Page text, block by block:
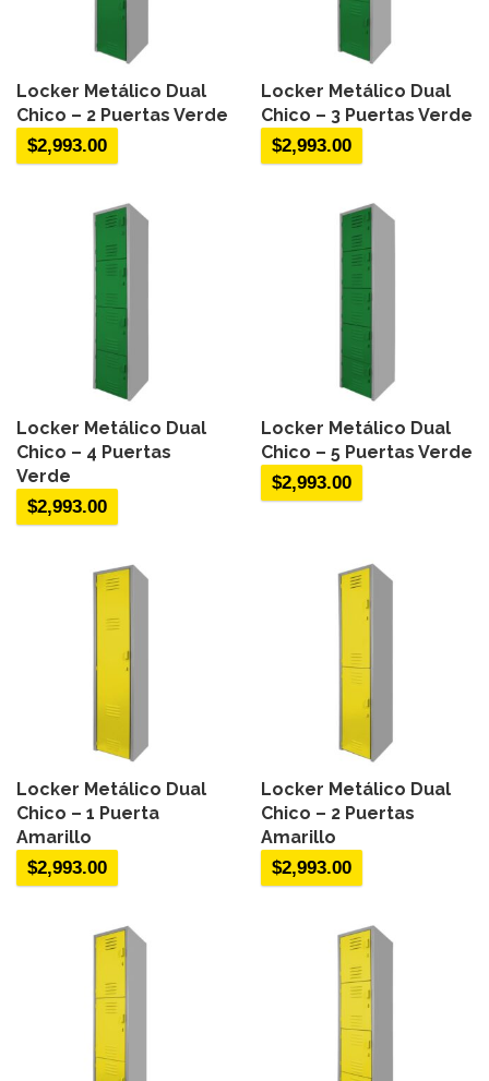
Locker Metálico Dual
Chico – 2 Puertas Verde
$2,993.00
Locker Metálico Dual
Chico – 3 Puertas Verde
$2,993.00
Locker Metálico Dual
Chico – 4 Puertas
Verde
$2,993.00
Locker Metálico Dual
Chico – 5 Puertas Verde
$2,993.00
Locker Metálico Dual
Chico – 1 Puerta
Amarillo
$2,993.00
Locker Metálico Dual
Chico – 2 Puertas
Amarillo
$2,993.00